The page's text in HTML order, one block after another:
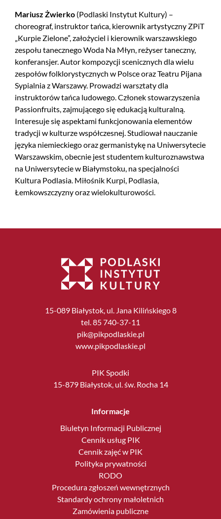
Mariusz Żwierko (Podlaski Instytut Kultury) –
choreograf, instruktor tańca, kierownik artystyczny ZPiT
„Kurpie Zielone”, założyciel i kierownik warszawskiego
zespołu tanecznego Woda Na Młyn, reżyser taneczny,
konferansjer. Autor kompozycji scenicznych dla wielu
zespołów folklorystycznych w Polsce oraz Teatru Pijana
Sypialnia z Warszawy. Prowadzi warsztaty dla
instruktorów tańca ludowego. Członek stowarzyszenia
Passionfruits, zajmującego się edukacją kulturalną.
Interesuje się aspektami funkcjonowania elementów
tradycji w kulturze współczesnej. Studiował nauczanie
języka niemieckiego oraz germanistykę na Uniwersytecie
Warszawskim, obecnie jest studentem kulturoznawstwa
na Uniwersytecie w Białymstoku, na specjalności
Kultura Podlasia. Miłośnik Kurpi, Podlasia,
Łemkowszczyzny oraz wielokulturowości.
15-089 Białystok, ul. Jana Kilińskiego 8
tel. 85 740-37-11
pik@pikpodlaskie.pl
www.pikpodlaskie.pl
PIK Spodki
15-879 Białystok, ul. św. Rocha 14
Informacje
Biuletyn Informacji Publicznej
Cennik usług PIK
Cennik zajęć w PIK
Polityka prywatności
RODO
Procedura zgłoszeń wewnętrznych
Standardy ochrony małoletnich
Zamówienia publiczne